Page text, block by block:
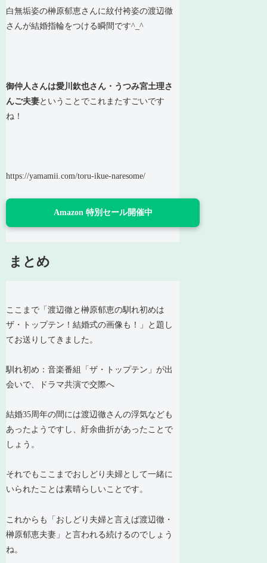
白無垢姿の榊原郁恵さんに紋付袴姿の渡辺徹
さんが結婚指輪をつける瞬間です^_^
御仲人さんは愛川欽也さん・うつみ宮土理さ
んご夫妻ということでこれまたすごいです
ね！
https://yamamii.com/toru-ikue-naresome/
Amazon 特別セール開催中
まとめ
ここまで「渡辺徹と榊原郁恵の馴れ初めは
ザ・トップテン！結婚式の画像も！」と題し
てお送りしてきました。
馴れ初め：音楽番組「ザ・トップテン」が出
会いで、ドラマ共演で交際へ
結婚35周年の間には渡辺徹さんの浮気なども
あったようですし、紆余曲折があったことで
しょう。
それでもここまでおしどり夫婦として一緒に
いられたことは素晴らしいことです。
これからも「おしどり夫婦と言えば渡辺徹・
榊原郁恵夫妻」と言われる続けるのでしょう
ね。